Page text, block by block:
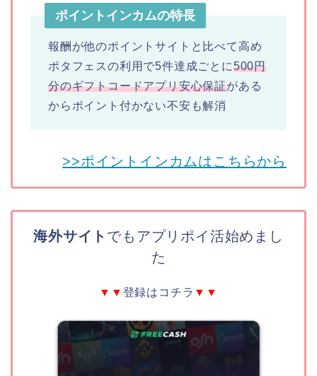
ポイントインカムの特長
報酬が他のポイントサイトと比べて高め
ポタフェスの利用で5件達成ごとに500円
分のギフトコードアプリ安心保証がある
からポイント付かない不安も解消
>>ポイントインカムはこちらから
海外サイト でもアプリポイ活始めまし
た
▼▼ 登録はコチラ ▼▼